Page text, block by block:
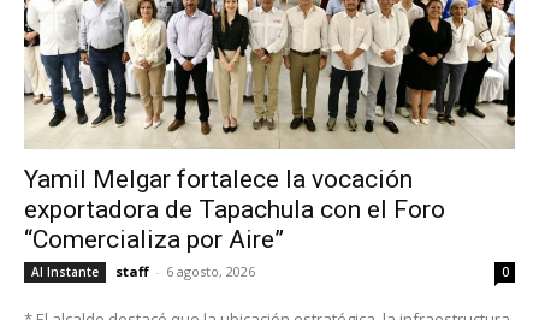
Yamil Melgar fortalece la vocación
exportadora de Tapachula con el Foro
“Comercializa por Aire”
Al Instante staff - 6 agosto, 2026 0